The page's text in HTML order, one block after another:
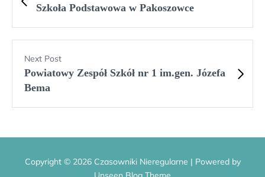
Szkoła Podstawowa w Pakoszowce
Next Post
Powiatowy Zespół Szkół nr 1 im.gen. Józefa
Bema
Copyright © 2026 Czasowniki Nieregularne | Powered by